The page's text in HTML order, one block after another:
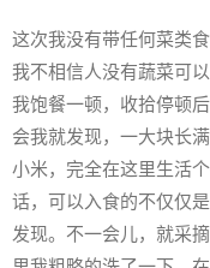
这次我没有带任何菜类
我不相信人没有蔬菜可
我饱餐一顿，收拾停顿
会我就发现，一大块长
小米，完全在这里生活
话，可以入食的不仅仅
发现。不一会儿，就采